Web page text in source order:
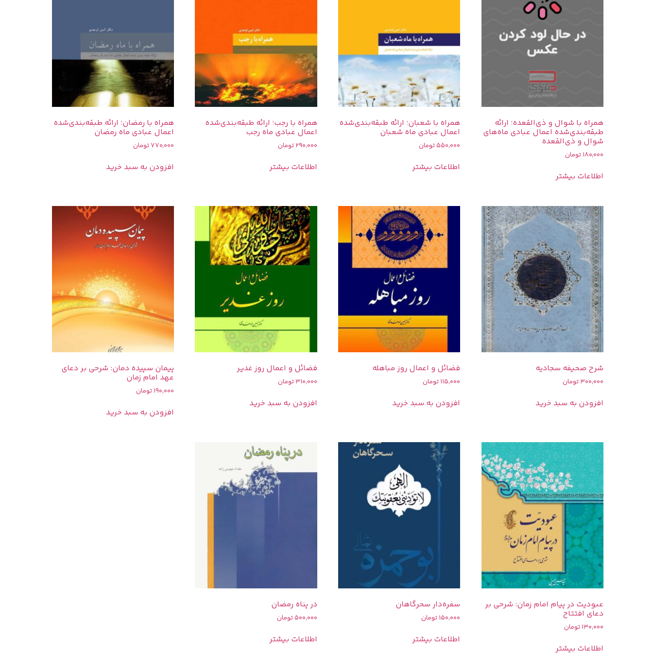
همراه با شوال و ذی‌القعده؛ ارائه
طبقه‌بندی‌شده اعمال عبادی ماه‌های
شوال و ذی‌القعده
180,000تومان
اطلاعات بیشتر
همراه با شعبان؛ ارائه طبقه‌بندی‌شده
اعمال عبادی ماه شعبان
550,000تومان
اطلاعات بیشتر
همراه با رجب؛ ارائه طبقه‌بندی‌شده
اعمال عبادی ماه رجب
290,000تومان
اطلاعات بیشتر
همراه با رمضان؛ ارائه طبقه‌بندی‌شده
اعمال عبادی ماه رمضان
770,000تومان
افزودن به سبد خرید
شرح صحیفه سجادیه
300,000تومان
افزودن به سبد خرید
فضائل و اعمال روز مباهله
115,000تومان
افزودن به سبد خرید
فضائل و اعمال روز غدیر
310,000تومان
افزودن به سبد خرید
پیمان سپیده دمان: شرحی بر دعای
عهد امام زمان
190,000تومان
افزودن به سبد خرید
عبودیت در پیام امام زمان: شرحی بر
دعای افتتاح
130,000تومان
اطلاعات بیشتر
سفره‌دار سحرگاهان
150,000تومان
اطلاعات بیشتر
در پناه رمضان
500,000تومان
اطلاعات بیشتر